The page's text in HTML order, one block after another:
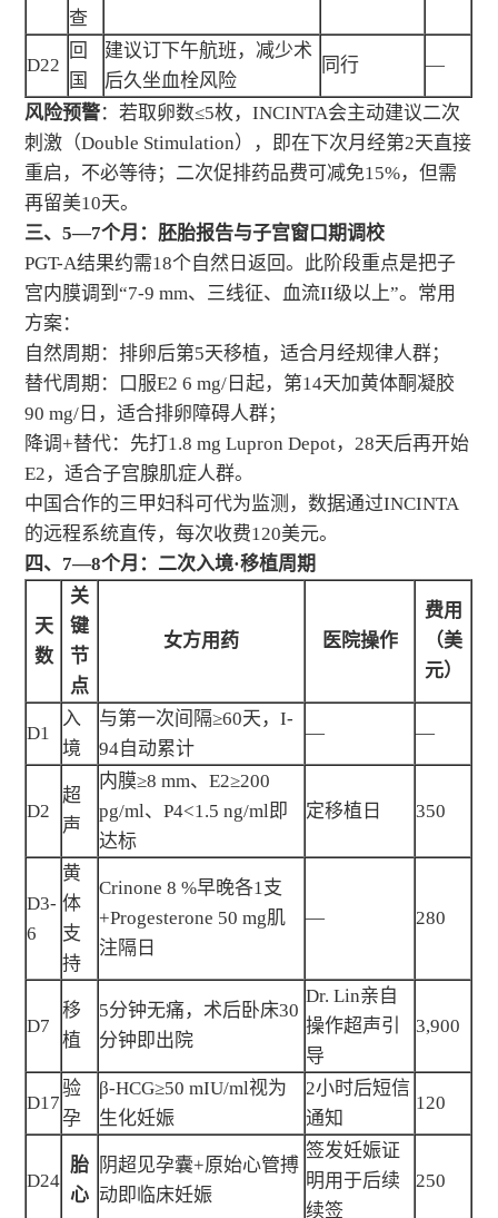
查
D22
回
国
建议订下午航班，减少术
后久坐血栓风险
同行 —
风险预警：若取卵数≤5枚，INCINTA会主动建议二次
刺激（Double Stimulation），即在下次月经第2天直接
重启，不必等待；二次促排药品费可减免15%，但需
再留美10天。
三、5—7个月：胚胎报告与子宫窗口期调校
PGT-A结果约需18个自然日返回。此阶段重点是把子
宫内膜调到“7-9 mm、三线征、血流II级以上”。常用
方案：
自然周期：排卵后第5天移植，适合月经规律人群；
替代周期：口服E2 6 mg/日起，第14天加黄体酮凝胶
90 mg/日，适合排卵障碍人群；
降调+替代：先打1.8 mg Lupron Depot，28天后再开始
E2，适合子宫腺肌症人群。
中国合作的三甲妇科可代为监测，数据通过INCINTA
的远程系统直传，每次收费120美元。
四、7—8个月：二次入境·移植周期
天
数
关
键
节
点
女方用药 医院操作
费用
（美
元）
D1
入
境
与第一次间隔≥60天，I-
94自动累计
— —
D2
超
声
内膜≥8 mm、E2≥200
pg/ml、P4<1.5 ng/ml即
达标
定移植日 350
D3-
6
黄
体
支
持
Crinone 8 %早晚各1支
+Progesterone 50 mg肌
注隔日
— 280
D7
移
植
5分钟无痛，术后卧床30
分钟即出院
Dr. Lin亲自
操作超声引
导
3,900
D17
验
孕
β-HCG≥50 mIU/ml视为
生化妊娠
2小时后短信
通知
120
D24
胎
心
阴超见孕囊+原始心管搏
动即临床妊娠
签发妊娠证
明用于后续
续签
250